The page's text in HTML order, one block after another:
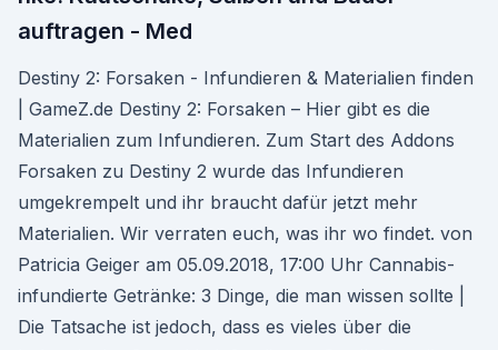
auftragen - Med
Destiny 2: Forsaken - Infundieren & Materialien finden
| GameZ.de Destiny 2: Forsaken – Hier gibt es die
Materialien zum Infundieren. Zum Start des Addons
Forsaken zu Destiny 2 wurde das Infundieren
umgekrempelt und ihr braucht dafür jetzt mehr
Materialien. Wir verraten euch, was ihr wo findet. von
Patricia Geiger am 05.09.2018, 17:00 Uhr Cannabis-
infundierte Getränke: 3 Dinge, die man wissen sollte |
Die Tatsache ist jedoch, dass es vieles über die